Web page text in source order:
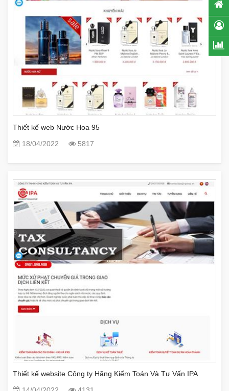
Thiết kế web Nước Hoa 95
18/04/2022
5817
Thiết kế website Công ty Hãng Kiểm Toán Và Tư Vấn IPA